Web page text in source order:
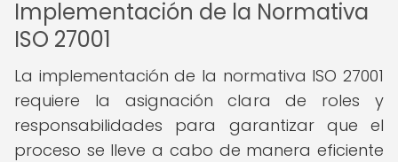
Implementación de la Normativa
ISO 27001
La implementación de la normativa ISO 27001
requiere la asignación clara de roles y
responsabilidades para garantizar que el
proceso se lleve a cabo de manera eficiente